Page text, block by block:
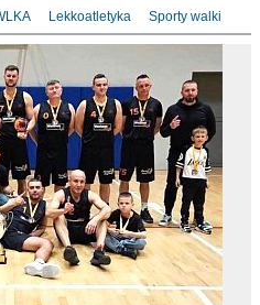
Lekkoatletyka Sporty walki